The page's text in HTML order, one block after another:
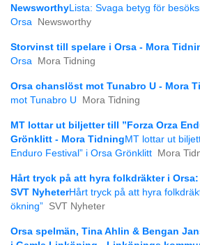
NewsworthyLista: Svaga betyg för
Orsa
Newsworthy
Storvinst till spelare i Orsa - Mora
Orsa
Mora Tidning
Orsa chanslöst mot Tunabro U - Mora
mot Tunabro U
Mora Tidning
MT lottar ut biljetter till ”Forza Orza
Grönklitt - Mora Tidning MT lottar ut
Enduro Festival” i Orsa Grönklitt
Mora
Hårt tryck på att hyra folkdräkter i
SVT NyheterHårt tryck på att hyra
ökning” SVT Nyheter
Orsa spelmän, Tina Ahlin & Bengan